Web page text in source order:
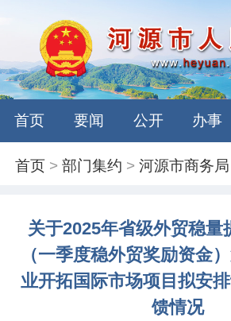
首页 要闻 公开 办事
首页 >部门集约 >河源市商务局
关于2025年省级外贸稳量
（一季度稳外贸奖励资金
业开拓国际市场项目拟安
馈情况